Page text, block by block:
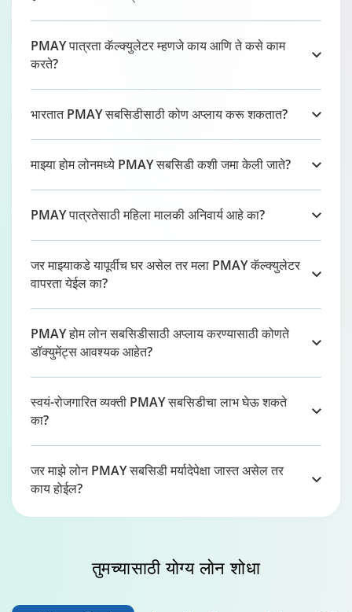
PMAY पात्रता कॅल्क्युलेटर म्हणजे काय आणि ते कसे काम
करते?
भारतात PMAY सबसिडीसाठी कोण अप्लाय करू शकतात?
माझ्या होम लोनमध्ये PMAY सबसिडी कशी जमा केली जाते?
PMAY पात्रतेसाठी महिला मालकी अनिवार्य आहे का?
जर माझ्याकडे यापूर्वीच घर असेल तर मला PMAY कॅल्क्युलेटर
वापरता येईल का?
PMAY होम लोन सबसिडीसाठी अप्लाय करण्यासाठी कोणते
डॉक्युमेंट्स आवश्यक आहेत?
स्वयं-रोजगारित व्यक्ती PMAY सबसिडीचा लाभ घेऊ शकते
का?
जर माझे लोन PMAY सबसिडी मर्यादेपेक्षा जास्त असेल तर
काय होईल?
तुमच्यासाठी योग्य लोनशोधा